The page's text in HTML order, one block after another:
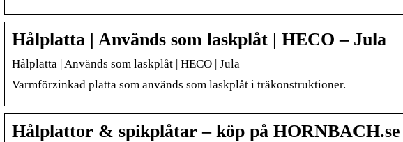
Hålplatta | Används som laskplåt | HECO – Jula
Hålplatta | Används som laskplåt | HECO | Jula
Varmförzinkad platta som används som laskplåt i träkonstruktioner.
Hålplattor & spikplåtar – köp på HORNBACH.se